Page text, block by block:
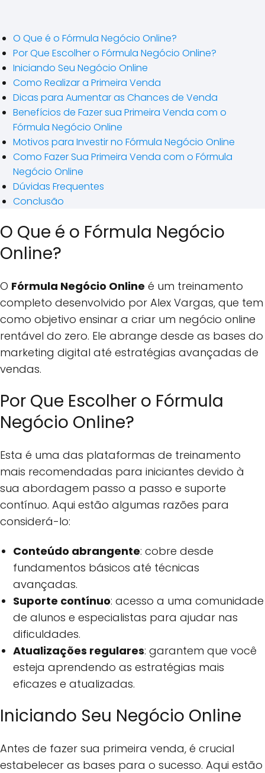
O Que é o Fórmula Negócio Online?
Por Que Escolher o Fórmula Negócio Online?
Iniciando Seu Negócio Online
Como Realizar a Primeira Venda
Dicas para Aumentar as Chances de Venda
Benefícios de Fazer sua Primeira Venda com o
Fórmula Negócio Online
Motivos para Investir no Fórmula Negócio Online
Como Fazer Sua Primeira Venda com o Fórmula
Negócio Online
Dúvidas Frequentes
Conclusão
O Que é o Fórmula Negócio
Online?
O Fórmula Negócio Online é um treinamento
completo desenvolvido por Alex Vargas, que tem
como objetivo ensinar a criar um negócio online
rentável do zero. Ele abrange desde as bases do
marketing digital até estratégias avançadas de
vendas.
Por Que Escolher o Fórmula
Negócio Online?
Esta é uma das plataformas de treinamento
mais recomendadas para iniciantes devido à
sua abordagem passo a passo e suporte
contínuo. Aqui estão algumas razões para
considerá-lo:
Conteúdo abrangente: cobre desde
fundamentos básicos até técnicas
avançadas.
Suporte contínuo: acesso a uma comunidade
de alunos e especialistas para ajudar nas
dificuldades.
Atualizações regulares: garantem que você
esteja aprendendo as estratégias mais
eficazes e atualizadas.
Iniciando Seu Negócio Online
Antes de fazer sua primeira venda, é crucial
estabelecer as bases para o sucesso. Aqui estão